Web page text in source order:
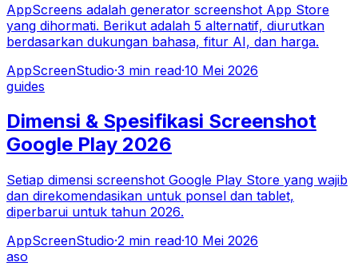
AppScreens adalah generator screenshot App Store
yang dihormati. Berikut adalah 5 alternatif, diurutkan
berdasarkan dukungan bahasa, fitur AI, dan harga.
AppScreenStudio·3 min read·10 Mei 2026
guides
Dimensi & Spesifikasi Screenshot
Google Play 2026
Setiap dimensi screenshot Google Play Store yang wajib
dan direkomendasikan untuk ponsel dan tablet,
diperbarui untuk tahun 2026.
AppScreenStudio·2 min read·10 Mei 2026
aso